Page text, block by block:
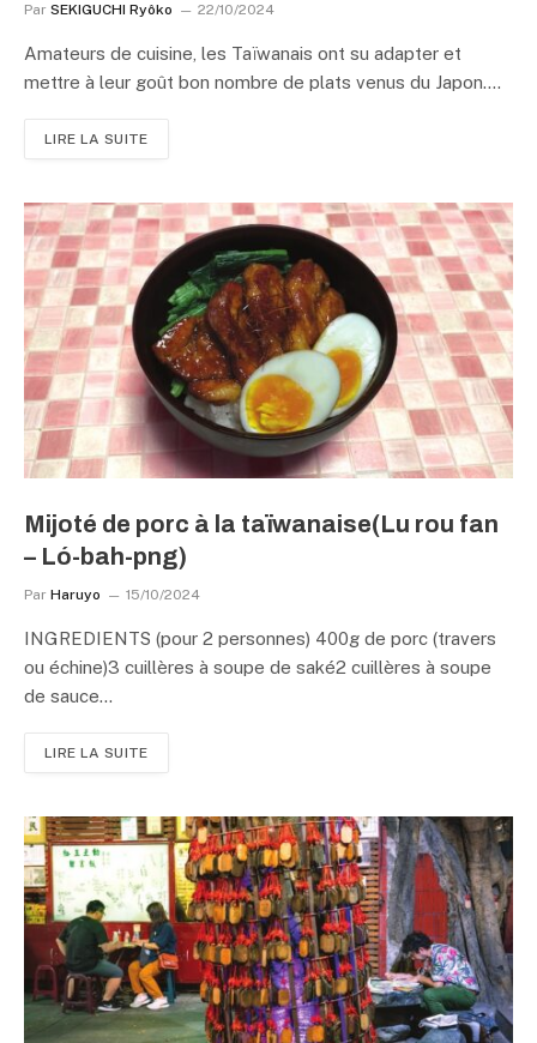
Par SEKIGUCHI Ryôko 22/10/2024
Amateurs de cuisine, les Taïwanais ont su adapter et
mettre à leur goût bon nombre de plats venus du Japon.…
LIRE LA SUITE
Mijoté de porc à la taïwanaise(Lu rou fan
– Ló-bah-png)
Par Haruyo 15/10/2024
INGREDIENTS (pour 2 personnes) 400g de porc (travers
ou échine)3 cuillères à soupe de saké2 cuillères à soupe
de sauce…
LIRE LA SUITE